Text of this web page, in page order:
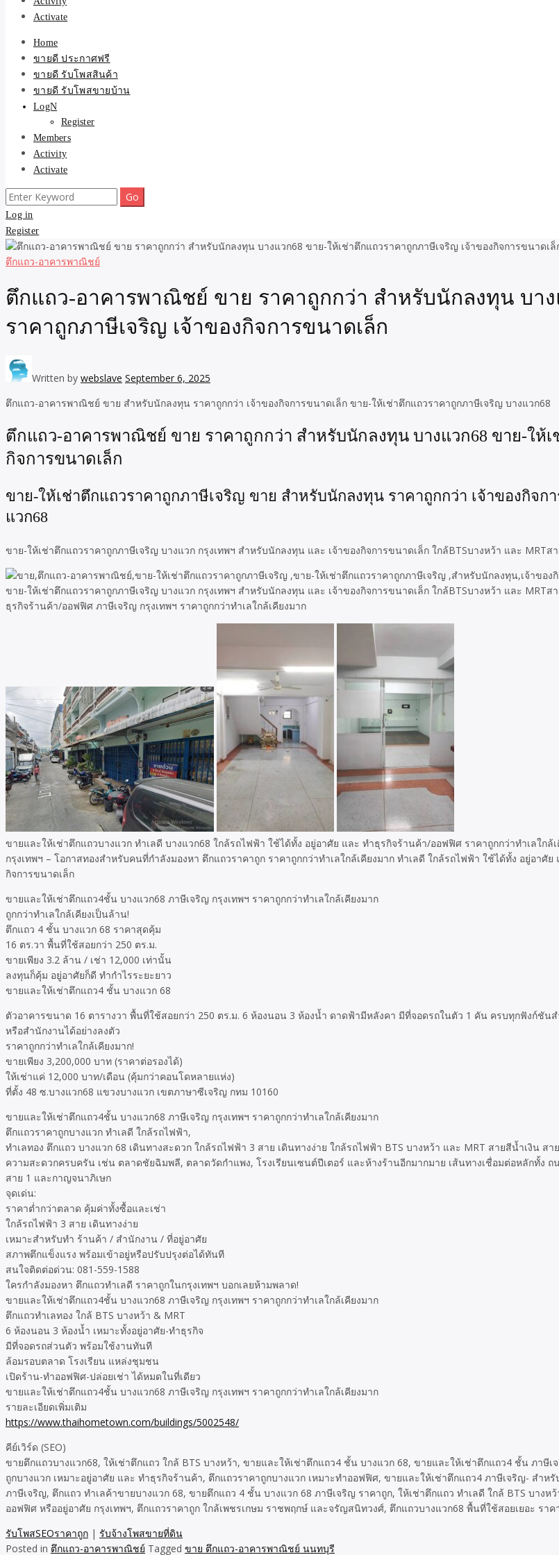
Activate
Home
ขายดี ประกาศฟรี
ขายดี รับโพสสินค้า
ขายดี รับโพสขายบ้าน
LogN
Register
Members
Activity
Activate
Search
for:
Log in
Register
ตึกแถว-อาคารพาณิชย์
ตึกแถว-อาคารพาณิชย์ ขาย ราคาถูกกว่า สำหรับนักลงทุน บาง
ราคาถูกภาษีเจริญ เจ้าของกิจการขนาดเล็ก
Written by webslave September 6, 2025
ตึกแถว-อาคารพาณิชย์ ขาย สำหรับนักลงทุน ราคาถูกกว่า เจ้าของกิจการขนาดเล็ก ขาย-ให้เช่าตึกแถวราคาถูกภาษีเจริญ บางแวก68
ตึกแถว-อาคารพาณิชย์ ขาย ราคาถูกกว่า สำหรับนักลงทุน บางแวก68 ขาย-ให้
กิจการขนาดเล็ก
ขาย-ให้เช่าตึกแถวราคาถูกภาษีเจริญ ขาย สำหรับนักลงทุน ราคาถูกกว่า เจ้าของกิจ
แวก68
ขาย-ให้เช่าตึกแถวราคาถูกภาษีเจริญ บางแวก กรุงเทพฯ สำหรับนักลงทุน และ เจ้าของกิจการขนาดเล็ก ใกล้BTSบางหว้า และ MRTส
ขาย-ให้เช่าตึกแถวราคาถูกภาษีเจริญ บางแวก กรุงเทพฯ สำหรับนักลงทุน และ เจ้าของกิจการขนาดเล็ก ใกล้BTSบางหว้า และ MRT
ธุรกิจร้านค้า/ออฟฟิศ ภาษีเจริญ กรุงเทพฯ ราคาถูกกว่าทำเลใกล้เคียงมาก
ขายและให้เช่าตึกแถวบางแวก ทำเลดี บางแวก68 ใกล้รถไฟฟ้า ใช้ได้ทั้ง อยู่อาศัย และ ทำธุรกิจร้านค้า/ออฟฟิศ ราคาถูกกว่าทำเลใก
กรุงเทพฯ – โอกาสทองสำหรับคนที่กำลังมองหา ตึกแถวราคาถูก ราคาถูกกว่าทำเลใกล้เคียงมาก ทำเลดี ใกล้รถไฟฟ้า ใช้ได้ทั้ง อยู่อา
กิจการขนาดเล็ก
ขายและให้เช่าตึกแถว4ชั้น บางแวก68 ภาษีเจริญ กรุงเทพฯ ราคาถูกกว่าทำเลใกล้เคียงมาก
ถูกกว่าทำเลใกล้เคียงเป็นล้าน!
ตึกแถว 4 ชั้น บางแวก 68 ราคาสุดคุ้ม
16 ตร.วา พื้นที่ใช้สอยกว่า 250 ตร.ม.
ขายเพียง 3.2 ล้าน / เช่า 12,000 เท่านั้น
ลงทุนก็คุ้ม อยู่อาศัยก็ดี ทำกำไรระยะยาว
ขายและให้เช่าตึกแถว4 ชั้น บางแวก 68
ตัวอาคารขนาด 16 ตารางวา พื้นที่ใช้สอยกว่า 250 ตร.ม. 6 ห้องนอน 3 ห้องน้ำ ดาดฟ้ามีหลังคา มีที่จอดรถในตัว 1 คัน ครบทุกฟังก์ชัน
หรือสำนักงานได้อย่างลงตัว
ราคาถูกกว่าทำเลใกล้เคียงมาก!
ขายเพียง 3,200,000 บาท (ราคาต่อรองได้)
ให้เช่าแค่ 12,000 บาท/เดือน (คุ้มกว่าคอนโดหลายแห่ง)
ที่ตั้ง 48 ซ.บางแวก68 แขวงบางแวก เขตภาษาซีเจริญ กทม 10160
ขายและให้เช่าตึกแถว4ชั้น บางแวก68 ภาษีเจริญ กรุงเทพฯ ราคาถูกกว่าทำเลใกล้เคียงมาก
ตึกแถวราคาถูกบางแวก ทำเลดี ใกล้รถไฟฟ้า,
ทำเลทอง ตึกแถว บางแวก 68 เดินทางสะดวก ใกล้รถไฟฟ้า 3 สาย เดินทางง่าย ใกล้รถไฟฟ้า BTS บางหว้า และ MRT สายสีน้ำเงิน ส
ความสะดวกครบครัน เช่น ตลาดชัยฉิมพลี, ตลาดวัดกำแพง, โรงเรียนเซนต์ปีเตอร์ และห้างร้านอีกมากมาย เส้นทางเชื่อมต่อหลักทั้
สาย 1 และกาญจนาภิเษก
จุดเด่น:
ราคาต่ำกว่าตลาด คุ้มค่าทั้งซื้อและเช่า
ใกล้รถไฟฟ้า 3 สาย เดินทางง่าย
เหมาะสำหรับทำ ร้านค้า / สำนักงาน / ที่อยู่อาศัย
สภาพตึกแข็งแรง พร้อมเข้าอยู่หรือปรับปรุงต่อได้ทันที
สนใจติดต่อด่วน: 081-559-1588
ใครกำลังมองหา ตึกแถวทำเลดี ราคาถูกในกรุงเทพฯ บอกเลยห้ามพลาด!
ขายและให้เช่าตึกแถว4ชั้น บางแวก68 ภาษีเจริญ กรุงเทพฯ ราคาถูกกว่าทำเลใกล้เคียงมาก
ตึกแถวทำเลทอง ใกล้ BTS บางหว้า & MRT
6 ห้องนอน 3 ห้องน้ำ เหมาะทั้งอยู่อาศัย-ทำธุรกิจ
มีที่จอดรถส่วนตัว พร้อมใช้งานทันที
ล้อมรอบตลาด โรงเรียน แหล่งชุมชน
เปิดร้าน-ทำออฟฟิศ-ปล่อยเช่า ได้หมดในที่เดียว
ขายและให้เช่าตึกแถว4ชั้น บางแวก68 ภาษีเจริญ กรุงเทพฯ ราคาถูกกว่าทำเลใกล้เคียงมาก
รายละเอียดเพิ่มเติม
https://www.thaihometown.com/buildings/5002548/
คีย์เวิร์ด (SEO)
ขายตึกแถวบางแวก68, ให้เช่าตึกแถว ใกล้ BTS บางหว้า, ขายและให้เช่าตึกแถว4 ชั้น บางแวก 68, ขายและให้เช่าตึกแถว4 ชั้น ภาษี
ถูกบางแวก เหมาะอยู่อาศัย และ ทำธุรกิจร้านค้า, ตึกแถวราคาถูกบางแวก เหมาะทำออฟฟิศ, ขายและให้เช่าตึกแถว4 ภาษีเจริญ- สำห
ภาษีเจริญ, ตึกแถว ทำเลค้าขายบางแวก 68, ขายตึกแถว 4 ชั้น บางแวก 68 ภาษีเจริญ ราคาถูก, ให้เช่าตึกแถว ทำเลดี ใกล้ BTS บางห
ออฟฟิศ หรืออยู่อาศัย กรุงเทพฯ, ตึกแถวราคาถูก ใกล้เพชรเกษม ราชพฤกษ์ และจรัญสนิทวงศ์, ตึกแถวบางแวก68 พื้นที่ใช้สอยเยอะ ราค
รับโพสSEOราคาถูก | รับจ้างโพสขายที่ดิน
Posted in ตึกแถว-อาคารพาณิชย์ Tagged ขาย ตึกแถว-อาคารพาณิชย์ นนทบุรี